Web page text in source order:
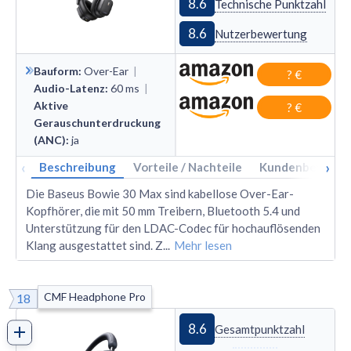
8.6 Technische Punktzahl
8.6 Nutzerbewertung
Bauform: Over-Ear |
Audio-Latenz: 60ms |
Aktive
Gerauschunterdruckung
(ANC): ja
? €
? €
‹ Beschreibung Vorteile / Nachteile ›
Die Baseus Bowie 30 Max sind kabellose Over-Ear-
Kopfhörer, die mit 50 mm Treibern, Bluetooth 5.4 und
Unterstützung für den LDAC-Codec für hochauflösenden
Klang ausgestattet sind. Z... Mehr lesen
18 CMF Headphone Pro
8.6 Gesamtpunktzahl